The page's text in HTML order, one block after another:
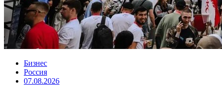
Бизнес
Россия
07.08.2026